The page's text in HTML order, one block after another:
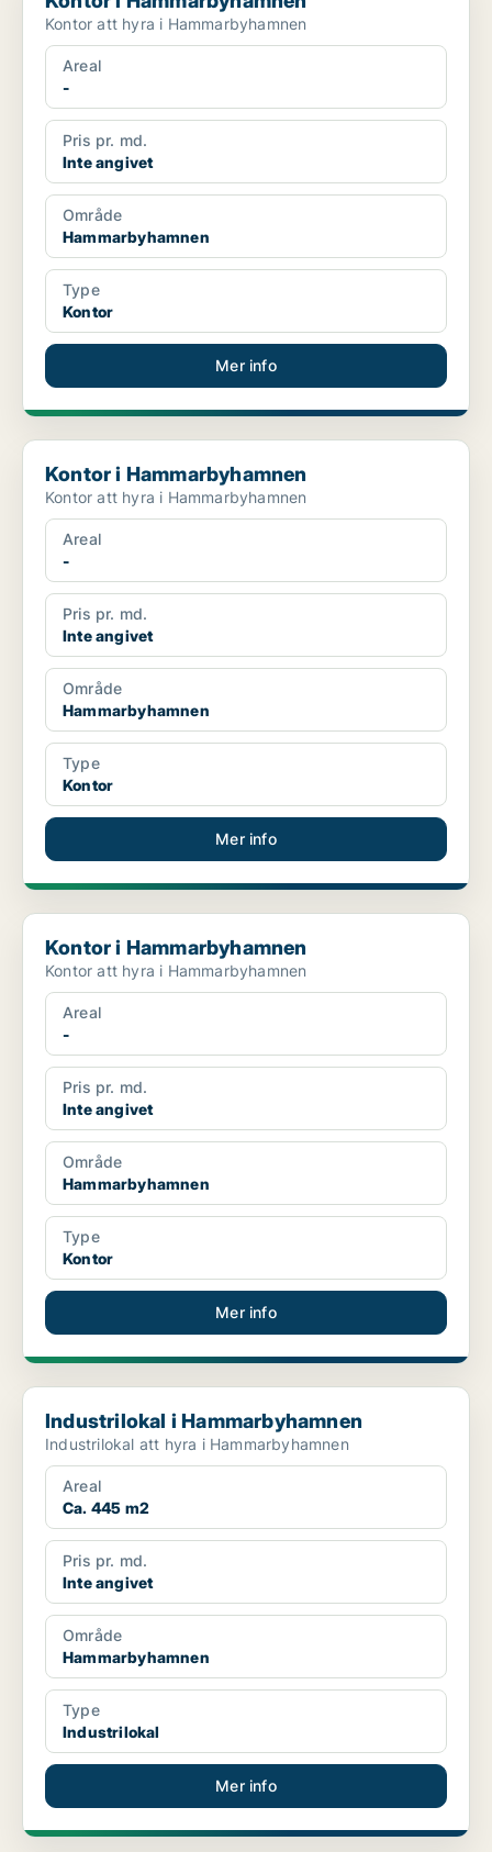
Kontor att hyra i Hammarbyhamnen
Areal
-
Pris pr. md.
Inte angivet
Område
Hammarbyhamnen
Type
Kontor
Mer info
Kontor i Hammarbyhamnen
Kontor i Hammarbyhamnen
Kontor att hyra i Hammarbyhamnen
Areal
-
Pris pr. md.
Inte angivet
Område
Hammarbyhamnen
Type
Kontor
Mer info
Kontor i Hammarbyhamnen
Kontor i Hammarbyhamnen
Kontor att hyra i Hammarbyhamnen
Areal
-
Pris pr. md.
Inte angivet
Område
Hammarbyhamnen
Type
Kontor
Mer info
Industrilokal i Hammarbyhamnen
Industrilokal i Hammarbyhamnen
Industrilokal att hyra i Hammarbyhamnen
Areal
Ca. 445 m2
Pris pr. md.
Inte angivet
Område
Hammarbyhamnen
Type
Industrilokal
Mer info